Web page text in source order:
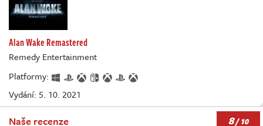
Alan Wake Remastered
Remedy Entertainment
Platformy:
Vydání: 5. 10. 2021
Naše recenze 8/ 10